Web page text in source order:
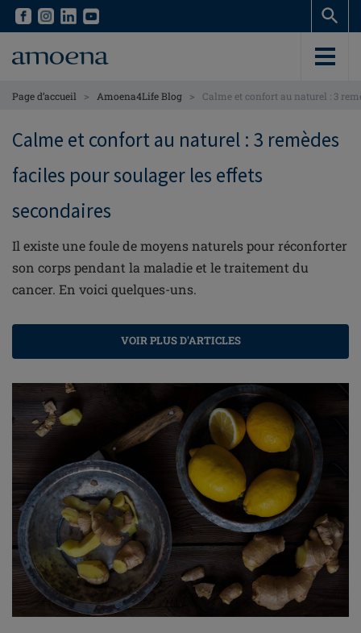
Skip
content
Skip
content
Page d’accueil > Amoena4Life Blog > Calme et confort au naturel : 3
Calme et confort au naturel : 3 remèdes
faciles pour soulager les effets
secondaires
Il existe une foule de moyens naturels pour réconforter
son corps pendant la maladie et le traitement du
cancer. En voici quelques-uns.
VOIR PLUS D'ARTICLES